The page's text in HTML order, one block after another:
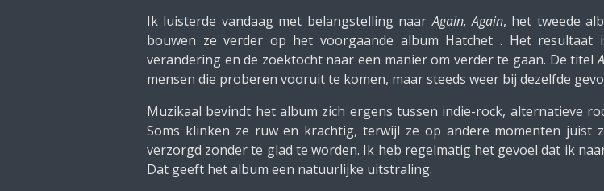
Ik luisterde vandaag met belangstelling naarAgain, Again, het tweede
bouwen ze verder op het voorgaande album Hatchet . Het
verandering en de zoektocht naar een manier om verder te gaan. De titel
mensen die proberen vooruit te komen, maar steeds weer bij dezelfde
Muzikaal bevindt het album zich ergens tussen indie-rock, alternatieve
Soms klinken ze ruw en krachtig, terwijl ze op andere momenten
verzorgd zonder te glad te worden. Ik heb regelmatig het gevoel dat ik
Dat geeft het album een natuurlijke uitstraling.